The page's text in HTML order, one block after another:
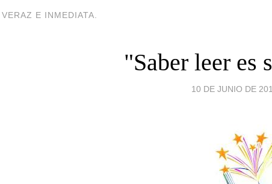
E INMEDIATA.
"Saber leer es
10 DE JUNIO DE